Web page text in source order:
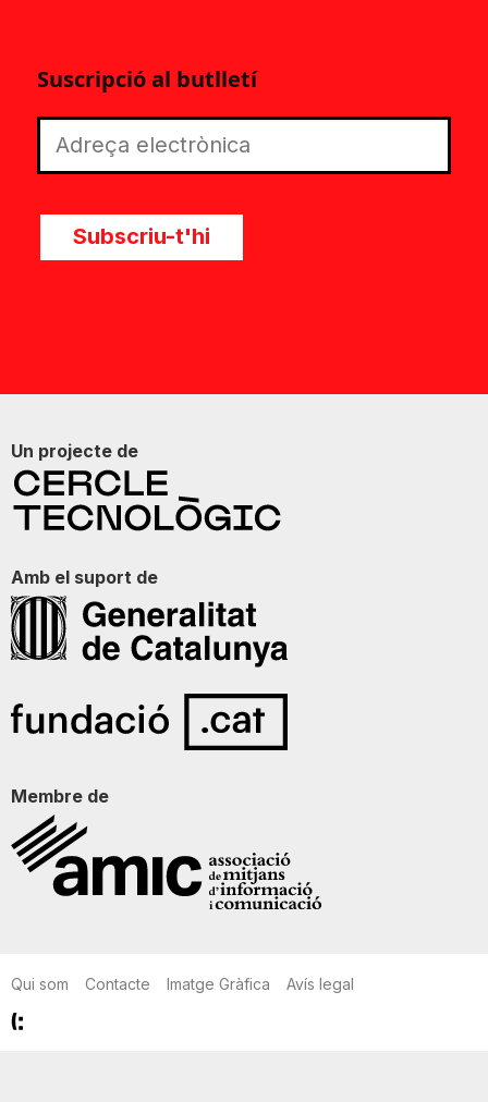
Suscripció al butlletí
Subscriu-t'hi
Un projecte de
Amb el suport de
Membre de
Qui som Contacte Imatge Gràfica Avís legal